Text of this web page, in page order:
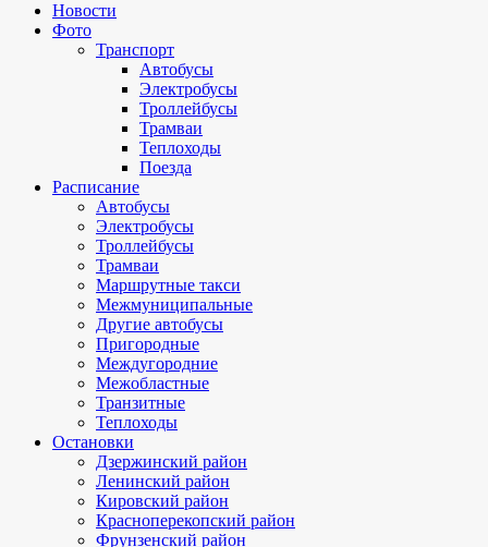
Новости
Фото
Транспорт
Автобусы
Электробусы
Троллейбусы
Трамваи
Теплоходы
Поезда
Расписание
Автобусы
Электробусы
Троллейбусы
Трамваи
Маршрутные такси
Межмуниципальные
Другие автобусы
Пригородные
Междугородние
Межобластные
Транзитные
Теплоходы
Остановки
Дзержинский район
Ленинский район
Кировский район
Красноперекопский район
Фрунзенский район